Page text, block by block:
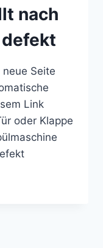
nach
Seite
Link
oder Klappe